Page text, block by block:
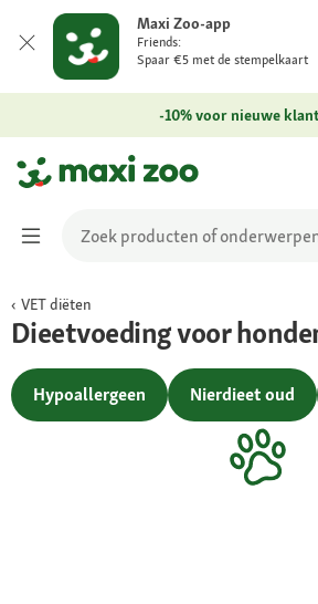
Maxi Zoo-app
Friends:
Spaar €5 met de stempelkaart
-10% voor nieuwe
VET diëten
Dieetvoeding voor
Hypoallergeen Nierdieet oud